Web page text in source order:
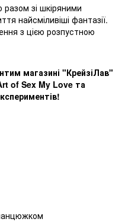
зі шкіряними
найсміливіші фантазії.
з цією розпустною
магазині "КрейзіЛав"
of Sex My Love та